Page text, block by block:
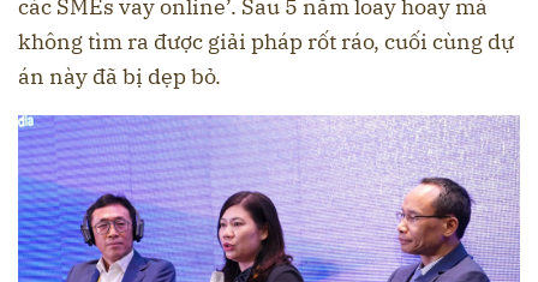
các SMEs vay online’. Sau 5 năm loay hoay mà
không tìm ra được giải pháp rốt ráo, cuối cùng dự
án này đã bị dẹp bỏ.